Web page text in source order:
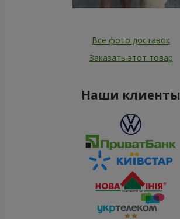
Все фото доставок
Заказать этот товар
Наши клиенты